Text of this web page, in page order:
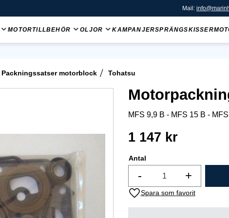
Mail:
MOTORTILLBEHÖR OLJOR KAMPANJERSPRÄNGSKISSER
Packningssatser motorblock Tohatsu
MFS 9,9 B - MFS 15 B -
1 147 kr
Antal
+
-
Lägg till i favoriter